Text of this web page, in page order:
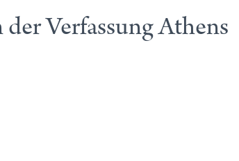
Verfassung Athens